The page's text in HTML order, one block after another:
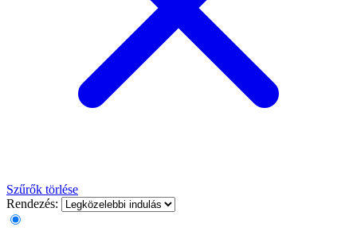
Szűrők törlése
Rendezés: